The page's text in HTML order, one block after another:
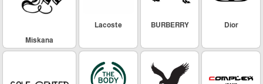
Dior
BURBERRY
Lacoste
Miskana